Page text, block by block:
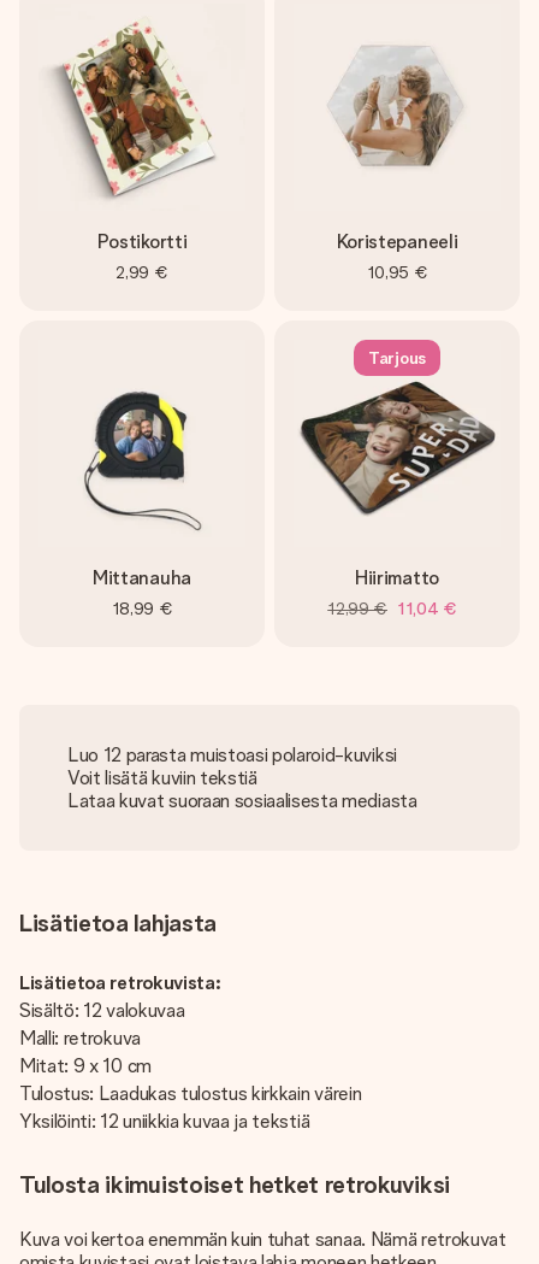
Postikortti
2,99 €
Koristepaneeli
10,95 €
Mittanauha
18,99 €
Tarjous
Hiirimatto
12,99 € 11,04 €
Luo 12 parasta muistoasi polaroid-kuviksi
Voit lisätä kuviin tekstiä
Lataa kuvat suoraan sosiaalisesta mediasta
Lisätietoa lahjasta
Lisätietoa retrokuvista:
Sisältö: 12 valokuvaa
Malli: retrokuva
Mitat: 9 x 10 cm
Tulostus: Laadukas tulostus kirkkain värein
Yksilöinti: 12 uniikkia kuvaa ja tekstiä
Tulosta ikimuistoiset hetket retrokuviksi
Kuva voi kertoa enemmän kuin tuhat sanaa. Nämä retrokuvat